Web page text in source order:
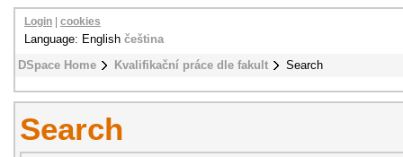
DSpace Home Kvalifikační práce dle fakult Search
Login cookies
Language: English čeština
Search